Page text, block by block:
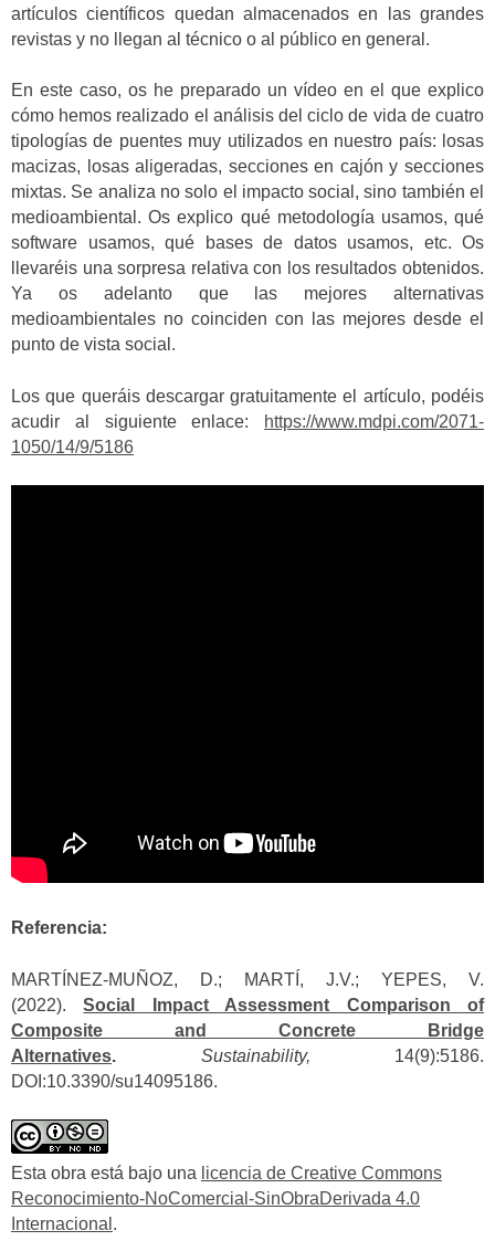
artículos científicos quedan almacenados en las grandes
revistas y no llegan al técnico o al público en general.
En este caso, os he preparado un vídeo en el que explico
cómo hemos realizado el análisis del ciclo de vida de cuatro
tipologías de puentes muy utilizados en nuestro país: losas
macizas, losas aligeradas, secciones en cajón y secciones
mixtas. Se analiza no solo el impacto social, sino también el
medioambiental. Os explico qué metodología usamos, qué
software usamos, qué bases de datos usamos, etc. Os
llevaréis una sorpresa relativa con los resultados obtenidos.
Ya os adelanto que las mejores alternativas
medioambientales no coinciden con las mejores desde el
punto de vista social.
Los que queráis descargar gratuitamente el artículo, podéis
acudir al siguiente enlace:
https://www.mdpi.com/2071-
1050/14/9/5186
Referencia:
MARTÍNEZ-MUÑOZ, D.; MARTÍ, J.V.; YEPES, V.
(2022).Social Impact Assessment Comparison of
Composite and Concrete Bridge
Alternatives. Sustainability, 14(9):5186.
DOI:10.3390/su14095186.
Esta obra está bajo una licencia de Creative Commons
Reconocimiento-NoComercial-SinObraDerivada 4.0
Internacional .